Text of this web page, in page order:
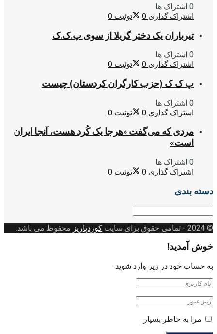
0 اشتراک ها
اشتراک گذاری 0 توئیت 0
تیرباران یک دختر گریلا از سوی پ.ک.ک
0 اشتراک ها
اشتراک گذاری 0 توئیت 0
پ ک ک (حزب کارگران کردستان) چیست
0 اشتراک ها
اشتراک گذاری 0 توئیت 0
مردی که می‌گفت «هرجا یک کُرد هست، آنجا ایران
است»
0 اشتراک ها
اشتراک گذاری 0 توئیت 0
دسته بندی
دسته
© 2024
- تمامی حقوق برای سایت کوردپاریز محفوظ می باشد.
خوش آمدید!
به حساب خود در زیر وارد شوید
مرا به خاطر بسپار